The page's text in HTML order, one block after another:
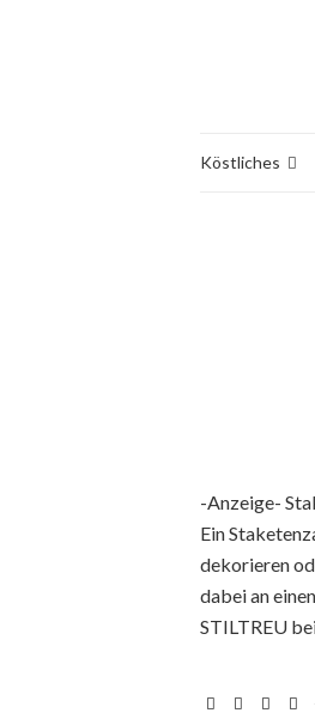
Köstliches
-Anzeige-
Ein
dekorieren
dabei an
STILTREU